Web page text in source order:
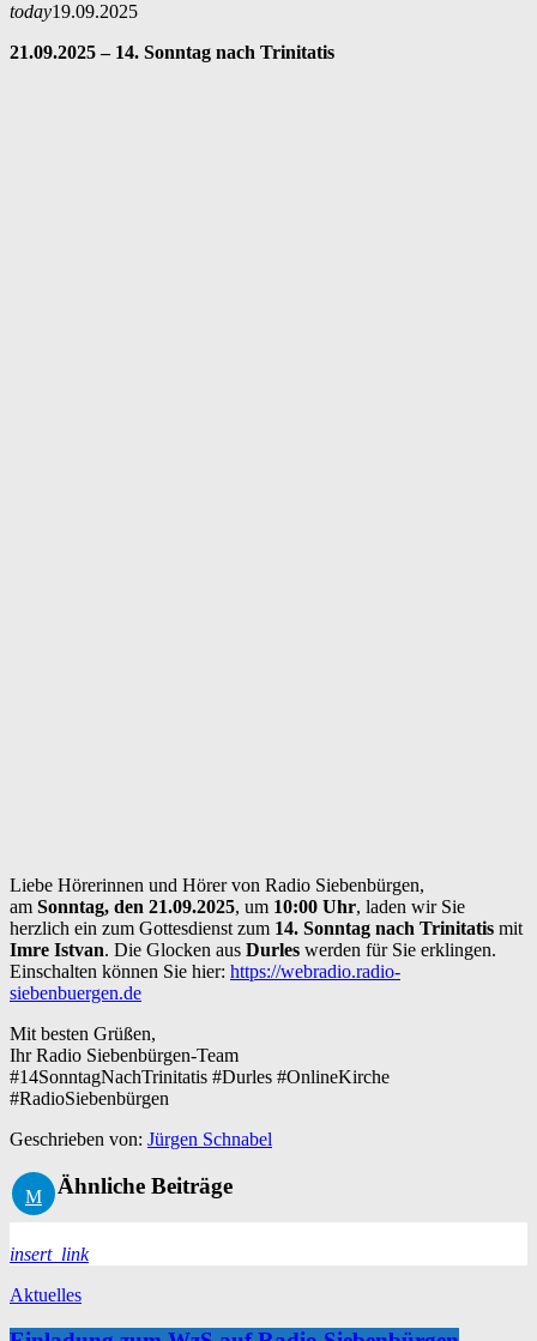
today19.09.2025
21.09.2025 – 14. Sonntag nach Trinitatis
Liebe Hörerinnen und Hörer von Radio Siebenbürgen,
am Sonntag, den 21.09.2025, um 10:00 Uhr, laden wir Sie
herzlich ein zum Gottesdienst zum 14. Sonntag nach Trinitatis mit
Imre Istvan. Die Glocken aus Durles werden für Sie erklingen.
Einschalten können Sie hier: https://webradio.radio-
siebenbuergen.de
Mit besten Grüßen,
Ihr Radio Siebenbürgen-Team
#14SonntagNachTrinitatis #Durles #OnlineKirche
#RadioSiebenbürgen
Geschrieben von: Jürgen Schnabel
Ähnliche Beiträge
insert_link
Aktuelles